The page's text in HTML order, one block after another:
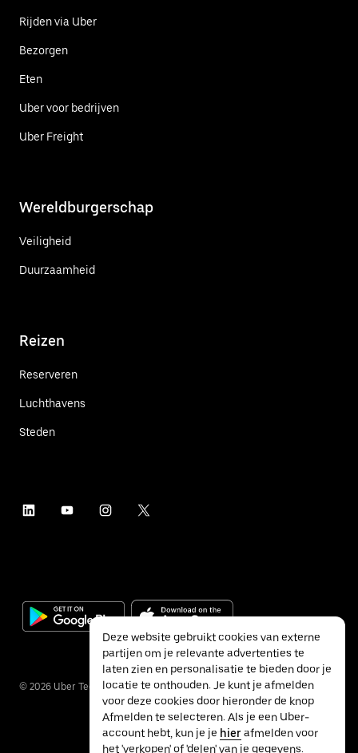
Rijden via Uber
Bezorgen
Eten
Uber voor bedrijven
Uber Freight
Wereldburgerschap
Veiligheid
Duurzaamheid
Reizen
Reserveren
Luchthavens
Steden
© 2026 Uber Technologies Inc.
Deze website gebruikt cookies van externe
partijen om je relevante advertenties te
laten zien en personalisatie te bieden door je
locatie te onthouden. Je kunt je afmelden
voor deze cookies door hieronder de knop
Afmelden te selecteren. Als je een Uber-
account hebt, kun je je hierafmelden voor
het 'verkopen' of 'delen' van je gegevens.